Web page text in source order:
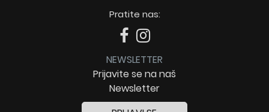
Pratite nas:
NEWSLETTER
Prijavite se na naš
Newsletter